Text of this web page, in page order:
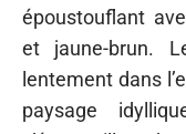
époustouflant
et jaune-brun.
lentement dans
paysage